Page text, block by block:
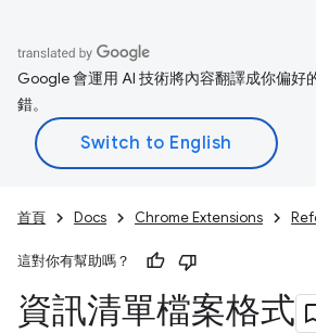
Google 會運用 AI 技術將內容翻譯成你偏好
錯。
首頁 Docs Chrome Extensions
這對你有幫助嗎？
資訊清單檔案格式